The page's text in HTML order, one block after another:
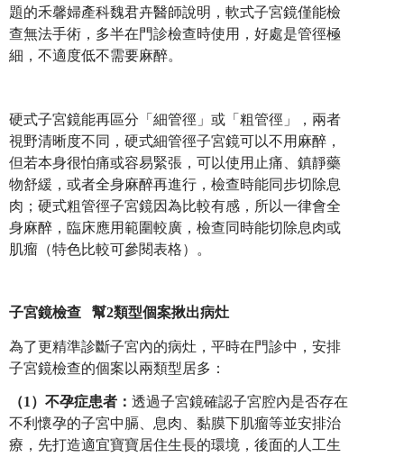
題的禾馨婦產科魏君卉醫師說明，軟式子宮鏡僅能檢
查無法手術，多半在門診檢查時使用，好處是管徑極
細，不適度低不需要麻醉。
硬式子宮鏡能再區分「細管徑」或「粗管徑」，兩者
視野清晰度不同，硬式細管徑子宮鏡可以不用麻醉，
但若本身很怕痛或容易緊張，可以使用止痛、鎮靜藥
物舒緩，或者全身麻醉再進行，檢查時能同步切除息
肉；硬式粗管徑子宮鏡因為比較有感，所以一律會全
身麻醉，臨床應用範圍較廣，檢查同時能切除息肉或
肌瘤（特色比較可參閱表格）。
子宮鏡檢查 幫2類型個案揪出病灶
為了更精準診斷子宮內的病灶，平時在門診中，安排
子宮鏡檢查的個案以兩類型居多：
（1）不孕症患者： 透過子宮鏡確認子宮腔內是否存在
不利懷孕的子宮中膈、息肉、黏膜下肌瘤等並安排治
療，先打造適宜寶寶居住生長的環境，後面的人工生